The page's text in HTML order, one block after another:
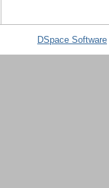
DSpace Software